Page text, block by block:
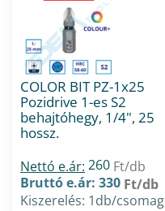
COLOR BIT PZ-1x25
Pozidrive 1-es S2
behajtóhegy, 1/4", 25
hossz.
Nettó e.ár: 260 Ft/db
Bruttó e.ár: 330 Ft/db
Kiszerelés: 1db/csomag